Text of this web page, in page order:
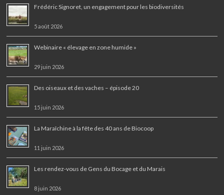
Frédéric Signoret, un engagement pour les biodiversités
5 août 2026
Webinaire « élevage en zone humide »
29 juin 2026
Des oiseaux et des vaches – épisode 20
15 juin 2026
La Maraîchine à la fête des 40 ans de Biocoop
11 juin 2026
Les rendez-vous de Gens du Bocage et du Marais
8 juin 2026